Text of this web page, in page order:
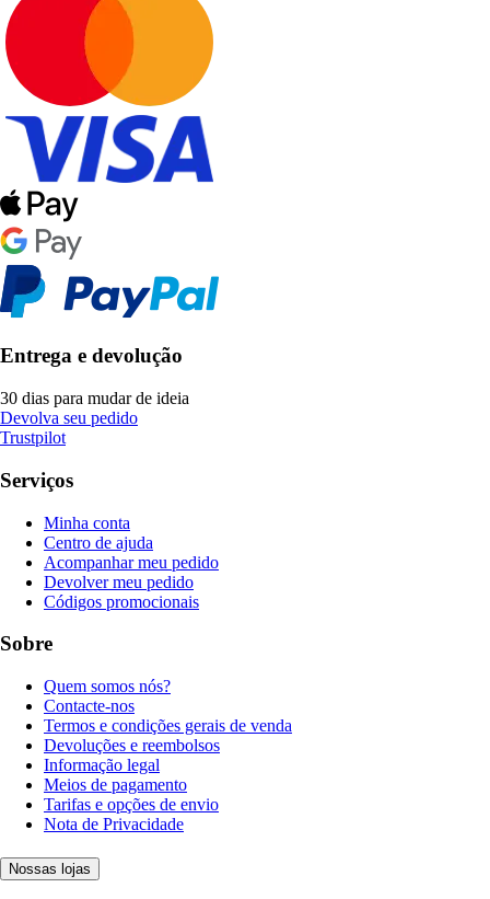
Entrega e devolução
30 dias para mudar de ideia
Devolva seu pedido
Trustpilot
Serviços
Minha conta
Centro de ajuda
Acompanhar meu pedido
Devolver meu pedido
Códigos promocionais
Sobre
Quem somos nós?
Contacte-nos
Termos e condições gerais de venda
Devoluções e reembolsos
Informação legal
Meios de pagamento
Tarifas e opções de envio
Nota de Privacidade
Nossas lojas